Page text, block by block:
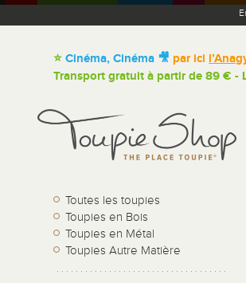
⭐Cinéma, Cinéma 🎥 par ici
Transport gratuit à partir de 89 € -
Toutes les toupies
Toupies en Bois
Toupies en Métal
Toupies Autre Matière